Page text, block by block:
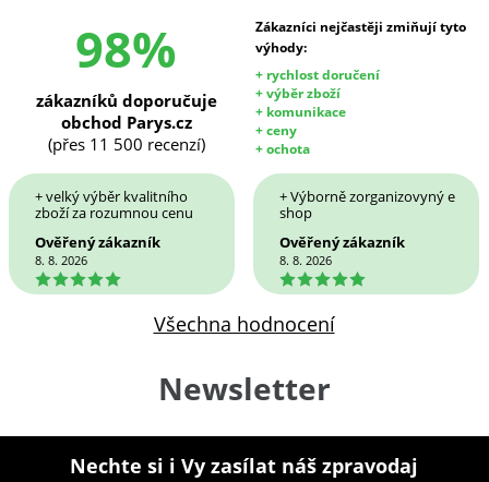
98%
Zákazníci nejčastěji zmiňují tyto
výhody:
+ rychlost doručení
+ výběr zboží
+ komunikace
+ ceny
+ ochota
zákazníků doporučuje
obchod Parys.cz
(přes 11 500 recenzí)
+ velký výběr kvalitního
zboží za rozumnou cenu
Ověřený zákazník
8. 8. 2026
5
+ Výborně zorganizovyný e
shop
Ověřený zákazník
8. 8. 2026
5
Všechna hodnocení
Newsletter
Nechte si i Vy zasílat náš zpravodaj